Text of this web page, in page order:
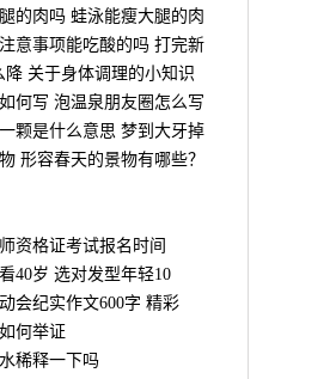
的肉吗 蛙泳能瘦大腿的肉
意事项能吃酸的吗 打完新
降 关于身体调理的小知识
何写 泡温泉朋友圈怎么写
颗是什么意思 梦到大牙掉
形容春天的景物有哪些？
资格证考试报名时间
40岁 选对发型年轻10
会纪实作文600字 精彩
何举证
稀释一下吗